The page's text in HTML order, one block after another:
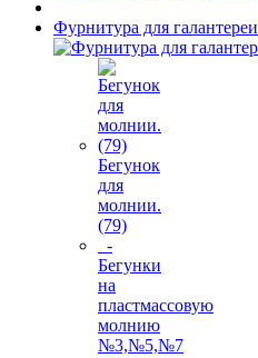
Фурнитура для галантереи
Бегунок
для
молнии.
(79)
-
Бегунки
на
пластмассовую
молнию
№3,№5,№7